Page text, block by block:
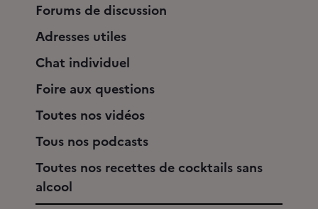
Forums de discussion
Adresses utiles
Chat individuel
Foire aux questions
Toutes nos vidéos
Tous nos podcasts
Toutes nos recettes de cocktails sans
alcool